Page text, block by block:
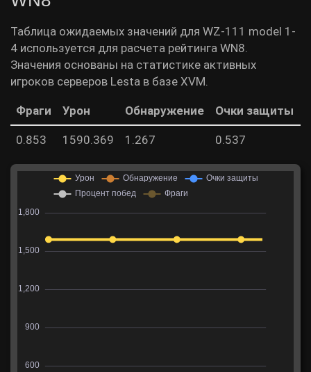
Таблица ожидаемых значений для WZ-111 model 1-
4 используется для расчета рейтинга WN8.
Значения основаны на статистике активных
игроков серверов Lesta в базе XVM.
Фраги Урон Обнаружение Очки защиты
0.853 1590.369 1.267 0.537